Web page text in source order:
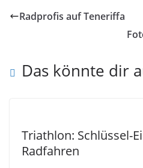
Radprofis auf Teneriffa
Das könnte dir
Triathlon: Schlüssel-
Radfahren